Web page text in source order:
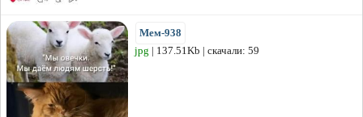
Мем-938
jpg | 137.51Kb | скачали: 59